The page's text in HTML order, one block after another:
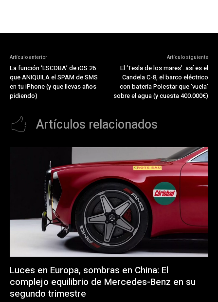
Artículo anterior
La función ‘ESCOBA’ de iOS 26
que ANIQUILA el SPAM de SMS
en tu iPhone (y que llevas años
pidiendo)
Artículo siguiente
El ‘Tesla de los mares’: así es el
Candela C-8, el barco eléctrico
con batería Polestar que ‘vuela’
sobre el agua (y cuesta 400.000€)
Artículos relacionados
Luces en Europa, sombras en China: El
complejo equilibrio de Mercedes-Benz en su
segundo trimestre